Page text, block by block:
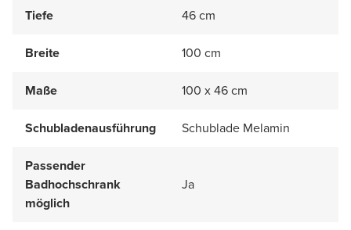
Tiefe
46 cm
Breite 100 cm
Maße 100 x 46 cm
Schubladenausführung Schublade Melamin
Passender
Badhochschrank
möglich
Ja